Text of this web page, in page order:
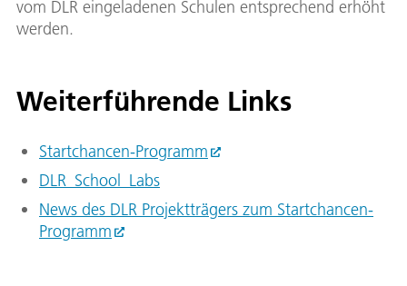
vom DLR eingeladenen Schulen entsprechend erhöht
werden.
Weiterführende Links
Startchancen-Programm
DLR_School_Labs
News des DLR Projektträgers zum Startchancen-
Programm